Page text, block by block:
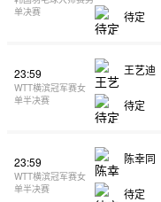
单决赛
待定
23:59
WTT横滨冠军赛女
单半决赛
王艺迪
待定
23:59
WTT横滨冠军赛女
单半决赛
陈幸同
待定